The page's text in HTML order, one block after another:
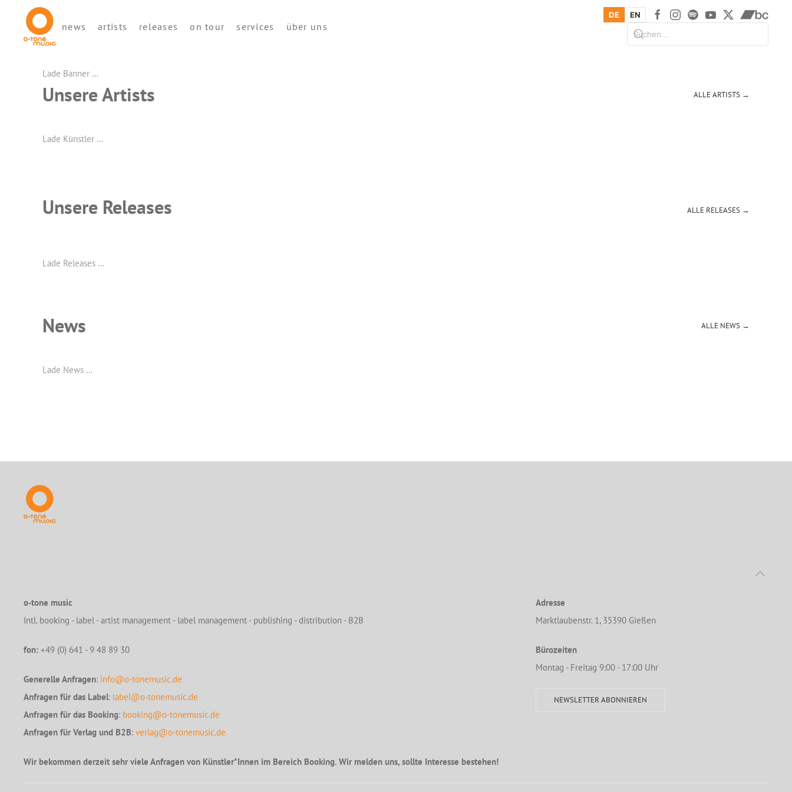
news artists releases on tour services über uns
DE EN
Lade Banner …
Unsere Artists ALLE ARTISTS →
Lade Künstler …
Unsere Releases ALLE RELEASES →
Lade Releases …
News ALLE NEWS →
Lade News …
o-tone music
Intl. booking - label - artist management - label management - publishing - distribution - B2B
fon: +49 (0) 641 - 9 48 89 30
Generelle Anfragen: info@o-tonemusic.de
Anfragen für das Label: label@o-tonemusic.de
Anfragen für das Booking: booking@o-tonemusic.de
Anfragen für Verlag und B2B: verlag@o-tonemusic.de
Wir bekommen derzeit sehr viele Anfragen von Künstler*Innen im Bereich Booking. Wir melden uns, sollte Interesse bestehen!
Adresse
Marktlaubenstr. 1, 35390 Gießen
Bürozeiten
Montag - Freitag 9:00 - 17:00 Uhr
NEWSLETTER ABONNIEREN